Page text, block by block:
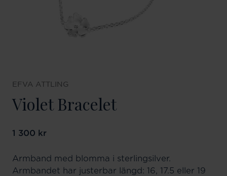
EFVA ATTLING
Violet Bracelet
Pris:1 300 kr
1 300 kr
Armband med blomma i sterlingsilver.
Armbandet har justerbar längd: 16, 17.5 eller 19